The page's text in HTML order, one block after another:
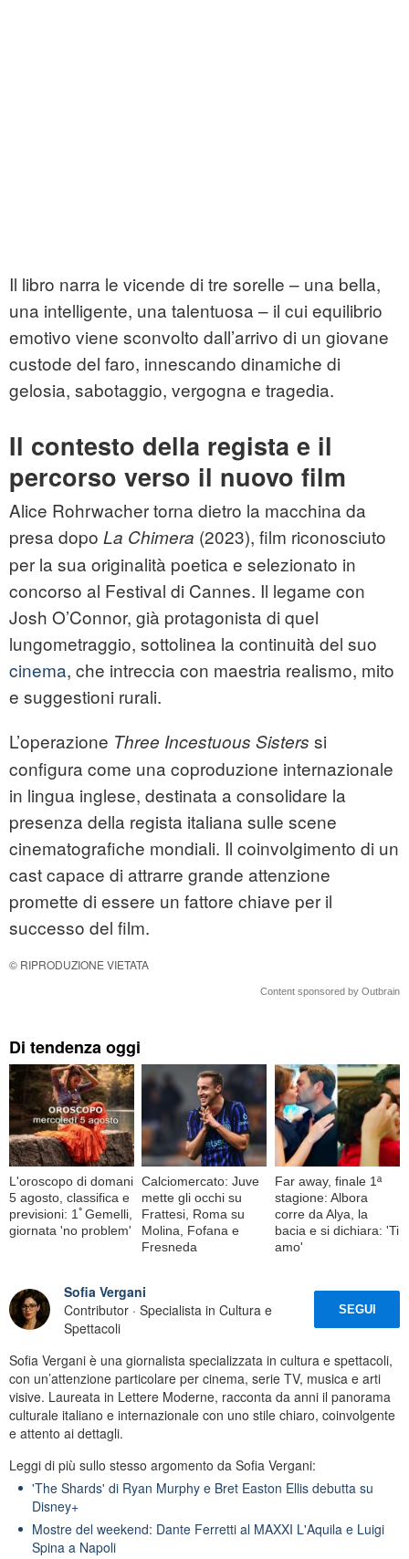
Il libro narra le vicende di tre sorelle – una bella,
una intelligente, una talentuosa – il cui equilibrio
emotivo viene sconvolto dall’arrivo di un giovane
custode del faro, innescando dinamiche di
gelosia, sabotaggio, vergogna e tragedia.
Il contesto della regista e il
percorso verso il nuovo film
Alice Rohrwacher torna dietro la macchina da
presa dopo La Chimera (2023), film riconosciuto
per la sua originalità poetica e selezionato in
concorso al Festival di Cannes. Il legame con
Josh O’Connor, già protagonista di quel
lungometraggio, sottolinea la continuità del suo
cinema, che intreccia con maestria realismo, mito
e suggestioni rurali.
L’operazione Three Incestuous Sisters si
configura come una coproduzione internazionale
in lingua inglese, destinata a consolidare la
presenza della regista italiana sulle scene
cinematografiche mondiali. Il coinvolgimento di un
cast capace di attrarre grande attenzione
promette di essere un fattore chiave per il
successo del film.
© RIPRODUZIONE VIETATA
Content sponsored by Outbrain
Di tendenza oggi
L'oroscopo di domani
5 agosto, classifica e
previsioni: 1ﾟGemelli,
giornata 'no problem'
Calciomercato: Juve
mette gli occhi su
Frattesi, Roma su
Molina, Fofana e
Fresneda
Far away, finale 1ª
stagione: Albora
corre da Alya, la
bacia e si dichiara: 'Ti
amo'
Sofia Vergani
Contributor · Specialista in Cultura e
Spettacoli
SEGUI
Sofia Vergani è una giornalista specializzata in cultura e spettacoli,
con un’attenzione particolare per cinema, serie TV, musica e arti
visive. Laureata in Lettere Moderne, racconta da anni il panorama
culturale italiano e internazionale con uno stile chiaro, coinvolgente
e attento ai dettagli.
Leggi di più sullo stesso argomento da Sofia Vergani:
'The Shards' di Ryan Murphy e Bret Easton Ellis debutta su
Disney+
Mostre del weekend: Dante Ferretti al MAXXI L'Aquila e Luigi
Spina a Napoli